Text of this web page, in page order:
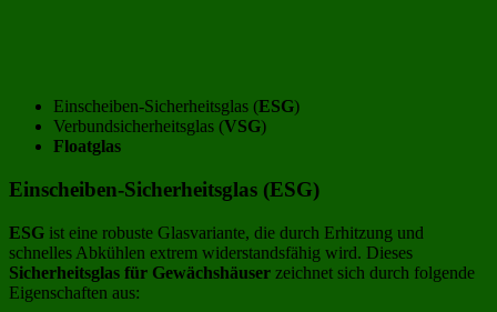
Einscheiben-Sicherheitsglas (ESG)
Verbundsicherheitsglas (VSG)
Floatglas
Einscheiben-Sicherheitsglas (ESG)
ESG ist eine robuste Glasvariante, die durch Erhitzung und
schnelles Abkühlen extrem widerstandsfähig wird. Dieses
Sicherheitsglas für Gewächshäuser zeichnet sich durch folgende
Eigenschaften aus: